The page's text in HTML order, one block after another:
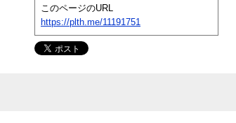
このページのURL
https://plth.me/11191751